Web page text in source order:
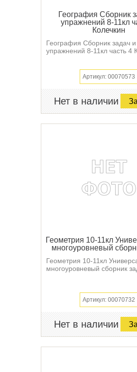
География Сборник
упражнений 8-11кл
Колечкин
География Сборник задач и
упражнений 8-11кл часть 4
Артикул: 00070573
Нет в наличии
Геометрия 10-11кл
многоуровневый
Геометрия 10-11кл
многоуровневый сборник
Артикул: 00070732
Нет в наличии